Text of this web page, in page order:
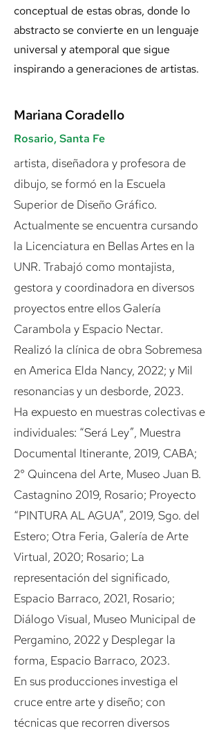
conceptual de estas obras, donde lo
abstracto se convierte en un lenguaje
universal y atemporal que sigue
inspirando a generaciones de artistas.
Mariana Coradello
Rosario, Santa Fe
artista, diseñadora y profesora de
dibujo, se formó en la Escuela
Superior de Diseño Gráfico.
Actualmente se encuentra cursando
la Licenciatura en Bellas Artes en la
UNR. Trabajó como montajista,
gestora y coordinadora en diversos
proyectos entre ellos Galería
Carambola y Espacio Nectar.
Realizó la clínica de obra Sobremesa
en America Elda Nancy, 2022; y Mil
resonancias y un desborde, 2023.
Ha expuesto en muestras colectivas e
individuales: “Será Ley”, Muestra
Documental Itinerante, 2019, CABA;
2° Quincena del Arte, Museo Juan B.
Castagnino 2019, Rosario; Proyecto
“PINTURA AL AGUA”, 2019, Sgo. del
Estero; Otra Feria, Galería de Arte
Virtual, 2020; Rosario; La
representación del significado,
Espacio Barraco, 2021, Rosario;
Diálogo Visual, Museo Municipal de
Pergamino, 2022 y Desplegar la
forma, Espacio Barraco, 2023.
En sus producciones investiga el
cruce entre arte y diseño; con
técnicas que recorren diversos